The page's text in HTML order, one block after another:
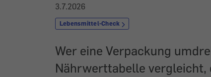
3.7.2026
Lebensmittel-Check
Wer eine Verpackung
Nährwerttabelle vergleicht,